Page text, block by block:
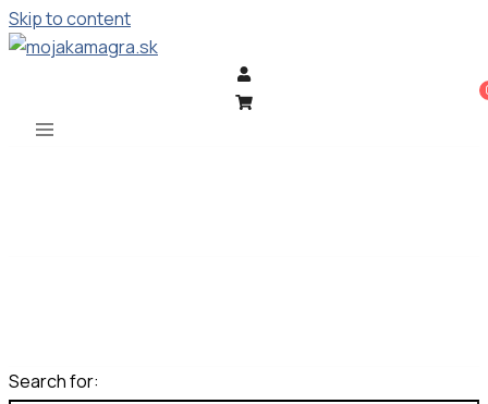
Skip to content
Search for: